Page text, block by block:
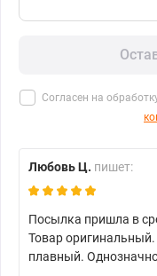
Согласен на
Любовь Ц. пишет:
Посылка пришла в
Товар оригинальный.
плавный.